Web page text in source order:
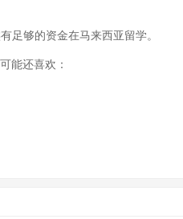
足够的资金在马来西亚留学。
能还喜欢：